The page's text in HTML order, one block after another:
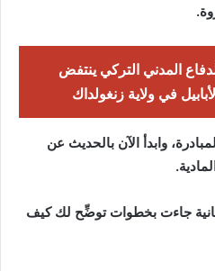
المدني التركي ينتفض
في ولاية زنغولداك
وابدأ الآن بالحديث عن
جاءت بخطوات توضِّح لك كيف